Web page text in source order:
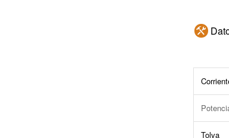
Tolva